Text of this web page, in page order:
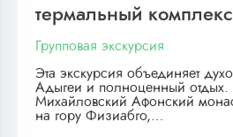
термальный
Групповая экскурсия
Эта экскурсия объединяет
Адыгеи и полноценный отдых.
Михайловский Афонский
на гору Физиабго,…